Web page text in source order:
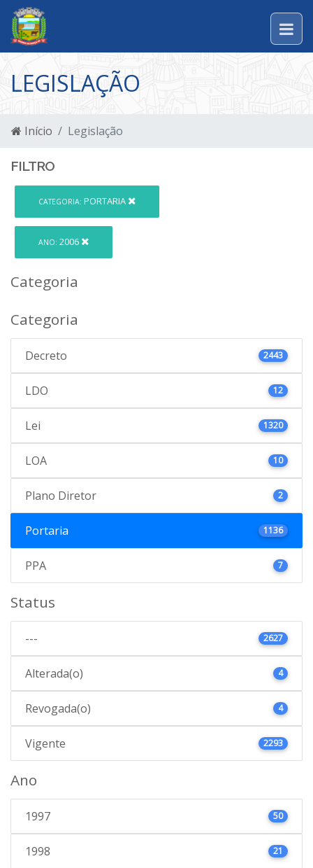
LEGISLAÇÃO
Início Legislação
FILTRO
CATEGORIA: PORTARIA
ANO: 2006
Categoria
Categoria
Decreto 2443
LDO 12
Lei 1320
LOA 10
Plano Diretor 2
Portaria 1136
PPA 7
Status
--- 2627
Alterada(o) 4
Revogada(o) 4
Vigente 2293
Ano
1997 50
1998 21